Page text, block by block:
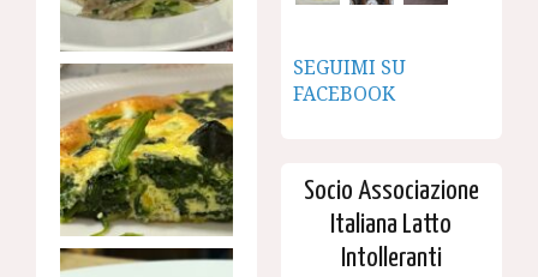
SEGUIMI SU
FACEBOOK
Socio Associazione
Italiana Latto
Intolleranti